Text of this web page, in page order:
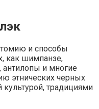
и способы
как шимпанзе,
и многие
этнических черных
культурой, традициями